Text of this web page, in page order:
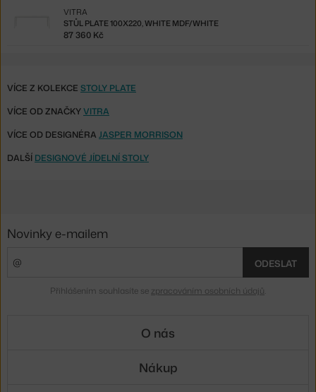
STŮL PLATE 100X220, WHITE MDF/WHITE
VITRA
87 360 Kč
VÍCE Z KOLEKCE STOLY PLATE
VÍCE OD ZNAČKYVITRA
VÍCE OD DESIGNÉRA JASPER MORRISON
DALŠÍ DESIGNOVÉ JÍDELNÍ STOLY
Novinky e-mailem
ODESLAT
Přihlášením souhlasíte se zpracováním osobních údajů
O nás
Nákup